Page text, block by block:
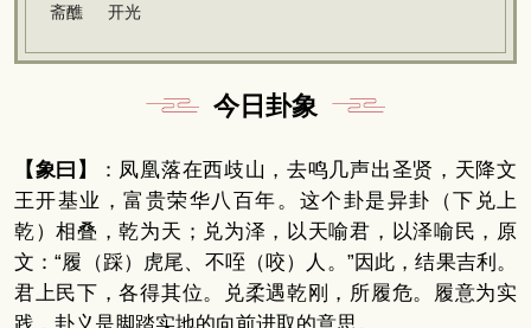
斋醮
开光
今日卦象
【象曰】
：凤凰落在西歧山，去鸣几声出圣贤，天降文
王开基业，富贵荣华八百年。这个卦是异卦（下兑上
乾）相叠，乾为天；兑为泽，以天喻君，以泽喻民，原
文：“履（踩）虎尾、不咥（咬）人。”因此，结果吉利。
君上民下，各得其位。兑柔遇乾刚，所履危。履意为实
践，卦义是脚踏实地的向前进取的意思。